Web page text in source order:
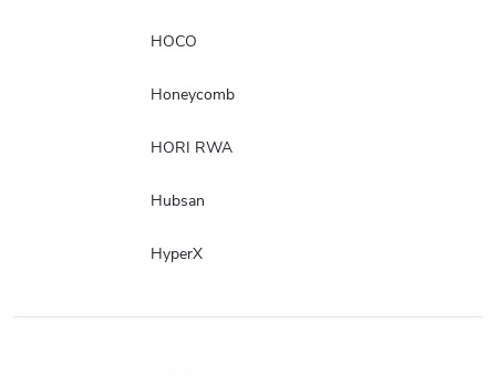
HOCO
Honeycomb
HORI RWA
Hubsan
HyperX